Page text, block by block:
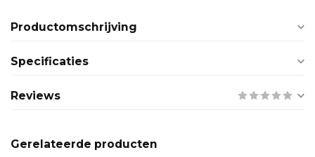
Productomschrijving
Specificaties
Reviews
Gerelateerde producten